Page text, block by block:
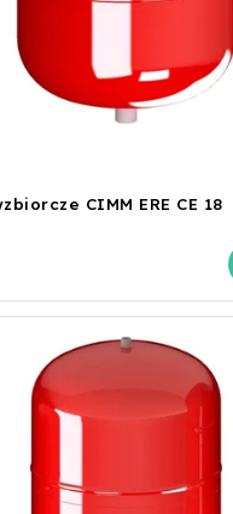
CIMM ERE CE 18